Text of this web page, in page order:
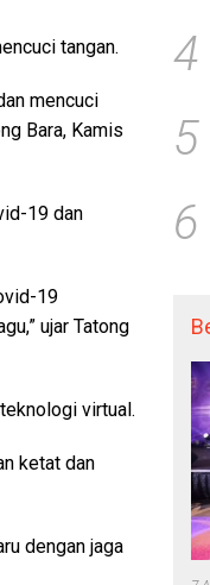
tangan.
mencuci
Bara, Kamis
19 dan
19
ujar Tatong
virtual.
ketat dan
dengan jaga
4
5
6